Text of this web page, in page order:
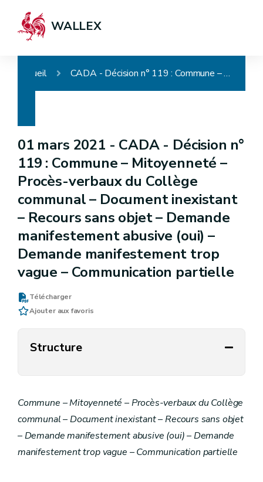
WALLEX
Accueil CADA - Décision n° 119 : Commune – Mitoyenneté – Procès-verbaux du Collège communal – Document inexistant – Recours sans objet – Demande manifestement abusive (oui) – Demande manifestement trop vague – Communication partielle
01 mars 2021 - CADA - Décision n°
119 : Commune – Mitoyenneté –
Procès-verbaux du Collège
communal – Document inexistant
– Recours sans objet – Demande
manifestement abusive (oui) –
Demande manifestement trop
vague – Communication partielle
Télécharger
Ajouter aux favoris
Structure
Commune – Mitoyenneté – Procès-verbaux du Collège
communal – Document inexistant – Recours sans objet
– Demande manifestement abusive (oui) – Demande
manifestement trop vague – Communication partielle